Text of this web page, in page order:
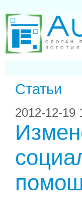
СЛОГАН
Статьи
2012-12-19